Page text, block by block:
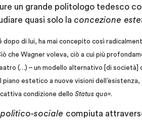
un grande politologo tedesco
quasi solo la concezione
dopo di lui, ha mai concepito così
che Wagner voleva, ciò a cui più
(…) – un modello alternativo [di società]
estetico a nuove visioni
condizione dello Status quo».
politico-sociale compiuta